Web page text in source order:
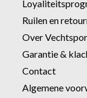
Ruilen en
Over
Garantie &
Contact
Algemene